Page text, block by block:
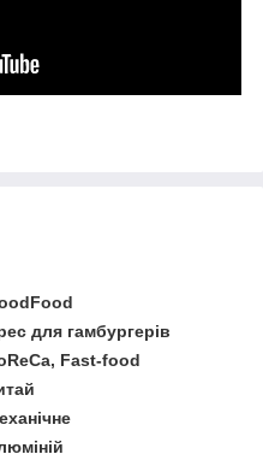
для гамбургерів
Fast-food